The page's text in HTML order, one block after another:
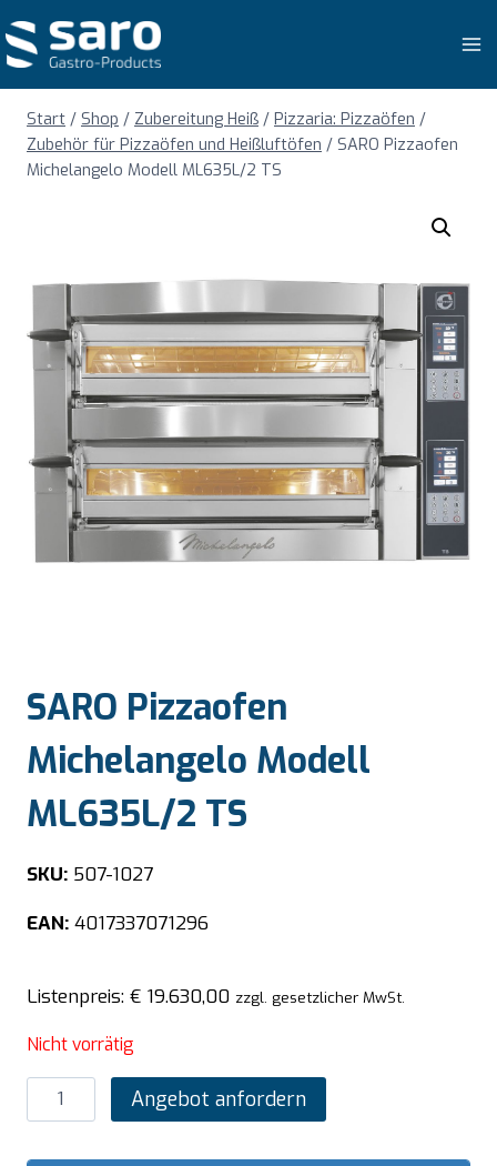
Inhalt
springen
Start / Shop / Zubereitung Heiß / Pizzaria: Pizzaöfen /
Zubehör für Pizzaöfen und Heißluftöfen / SARO Pizzaofen
Michelangelo Modell ML635L/2 TS
SARO Pizzaofen
Michelangelo Modell
ML635L/2 TS
SKU: 507-1027
EAN: 4017337071296
Listenpreis: € 19.630,00 zzgl. gesetzlicher MwSt.
Nicht vorrätig
SARO
Pizzaofen
Angebot anfordern